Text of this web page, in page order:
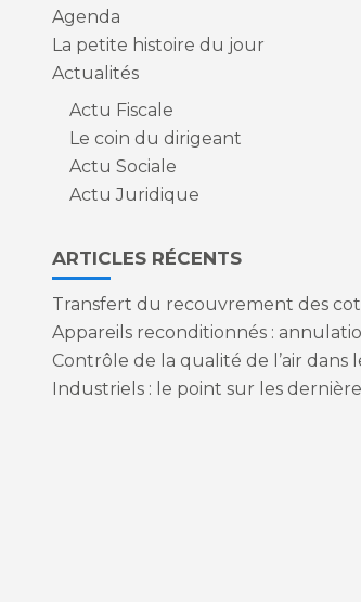
Agenda
La petite histoire du jour
Actualités
Actu Fiscale
Le coin du dirigeant
Actu Sociale
Actu Juridique
ARTICLES RÉCENTS
Transfert du recouvrement des
Appareils reconditionnés :
Contrôle de la qualité de l’air dans
Industriels : le point sur les